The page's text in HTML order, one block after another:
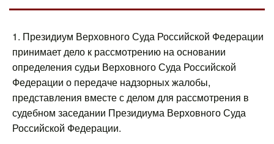
1. Президиум Верховного Суда Российской Федерации
принимает дело к рассмотрению на основании
определения судьи Верховного Суда Российской
Федерации о передаче надзорных жалобы,
представления вместе с делом для рассмотрения в
судебном заседании Президиума Верховного Суда
Российской Федерации.